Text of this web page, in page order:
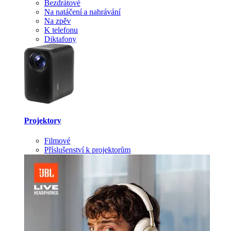
Bezdrátové
Na natáčení a nahrávání
Na zpěv
K telefonu
Diktafony
Projektory
Filmové
Příslušenství k projektorům